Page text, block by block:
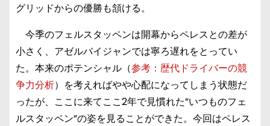
グリッドからの優勝も頷ける。
今季のフェルスタッペンは開幕からペレスとの差が
小さく、アゼルバイジャンでは寧ろ遅れをとってい
た。本来のポテンシャル（参考：歴代ドライバーの競
争力分析）を考えればやや心配になってしまう状態だ
ったが、ここに来てここ2年で見慣れた”いつものフェ
ルスタッペン”の姿を見ることができた。今回はペレス